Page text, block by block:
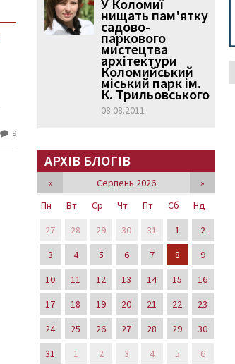
9
У Коломиї
нищать пам'ятку
садово-
паркового
мистецтва
архітектури
Коломийський
міський парк ім.
К. Трильовського
08.08.2011
АРХІВ БЛОГІВ
« Серпень 2026
»
Пн
Вт Ср Чт Пт Сб
Нд
27
28 29 30 31 1
2
3
4 5 6 7 8
9
10
11 12 13 14 15
16
17
18 19 20 21 22
23
24
25 26 27 28 29
30
31
1 2 3 4 5 6